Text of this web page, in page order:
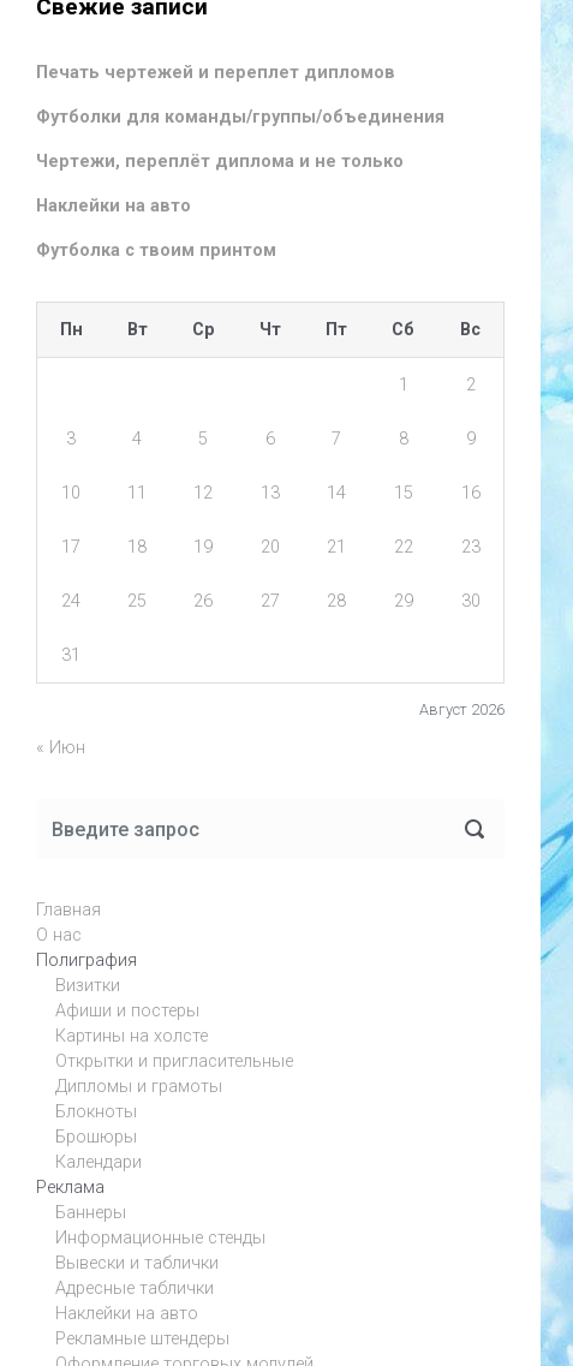
Свежие записи
Печать чертежей и переплет дипломов
Футболки для команды/группы/объединения
Чертежи, переплёт диплома и не только
Наклейки на авто
Футболка с твоим принтом
Август 2026
Пн Вт Ср Чт Пт Сб Вс
1 2
3 4 5 6 7 8 9
10 11 12 13 14 15 16
17 18 19 20 21 22 23
24 25 26 27 28 29 30
31
« Июн
Главная
О нас
Полиграфия
Визитки
Афиши и постеры
Картины на холсте
Открытки и пригласительные
Дипломы и грамоты
Блокноты
Брошюры
Календари
Реклама
Баннеры
Информационные стенды
Вывески и таблички
Адресные таблички
Наклейки на авто
Рекламные штендеры